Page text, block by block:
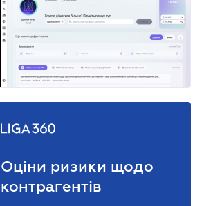
Оціни ризики щодо
контрагентів